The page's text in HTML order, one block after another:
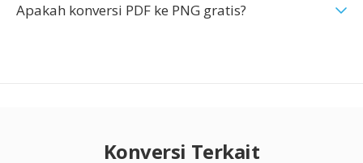
Apakah konversi PDF ke PNG gratis?
Konversi Terkait